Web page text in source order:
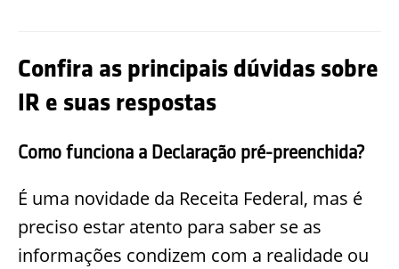
Confira as principais dúvidas sobre
IR e suas respostas
Como funciona a Declaração pré-preenchida?
É uma novidade da Receita Federal, mas é
preciso estar atento para saber se as
informações condizem com a realidade ou